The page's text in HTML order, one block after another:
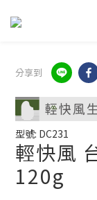
分享到
型號: DC231
輕快風
120g